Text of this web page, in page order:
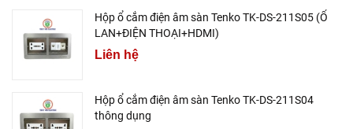
Hộp ổ cắm điện âm sàn Tenko TK-DS-211S05 (Ổ
LAN+ĐIỆN THOẠI+HDMI)
Liên hệ
Hộp ổ cắm điện âm sàn Tenko TK-DS-211S04
thông dụng